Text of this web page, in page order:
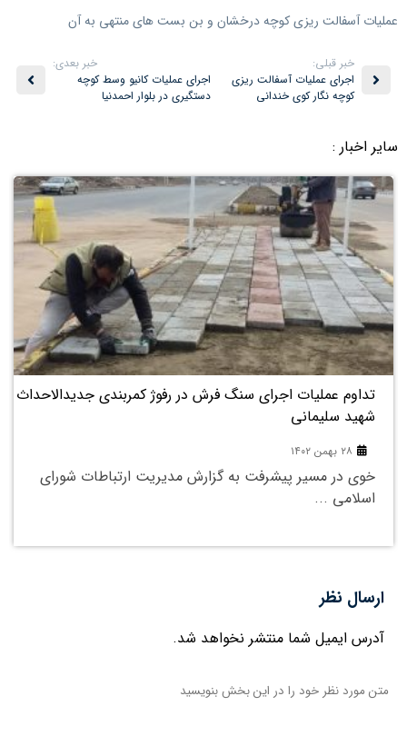
عملیات آسفالت ریزی کوچه درخشان و بن بست های منتهی به آن
خبر قبلی:
اجرای عملیات آسفالت ریزی
کوچه نگار کوی خندانی
خبر بعدی:
اجرای عملیات کانیو وسط کوچه
دستگیری در بلوار احمدنیا
سایر اخبار :
۲۶
بهمن
برگزاری نشست سالانه مدیران عامل و روُسای سازمان های
آتش نشانی کشور
۲۶ بهمن ۱۴۰۲
نشست سالانه مدیران آتش نشانی به گزارش مدیریت
ارتباطات شورای ...
ارسال نظر
آدرس ایمیل شما منتشر نخواهد شد.